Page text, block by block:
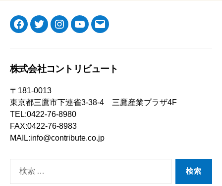
Facebook
TwitterInstagramYouTube
メ
株式会社コントリビュート
〒181-0013
東京都三鷹市下連雀3-38-4 三鷹産業プラザ4F
TEL:0422-76-8980
FAX:0422-76-8983
MAIL:info@contribute.co.jp
索